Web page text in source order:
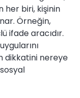
her biri, kişinin
Örneğin,
ifade aracıdır.
dikkatini nereye